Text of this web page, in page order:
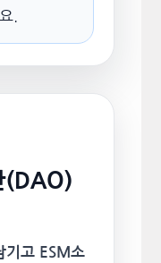
.
(DAO)
기고 ESM소